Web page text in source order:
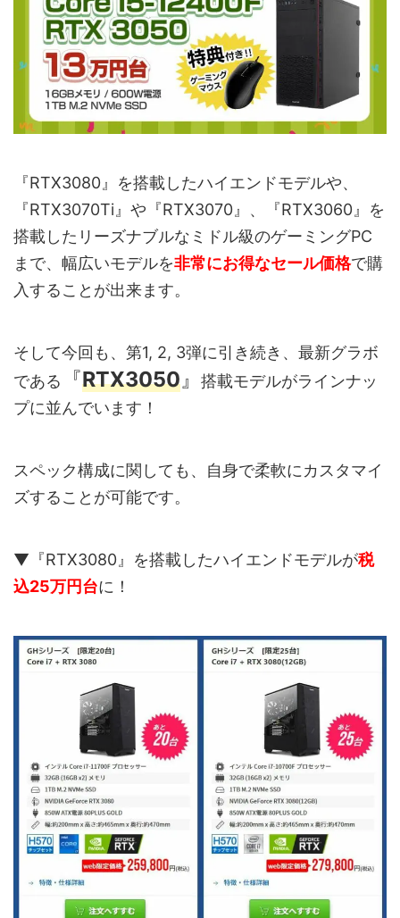
『RTX3080』を搭載したハイエンドモデルや、
『RTX3070Ti』や『RTX3070』、『RTX3060』を
搭載したリーズナブルなミドル級のゲーミングPC
まで、幅広いモデルを非常にお得なセール価格で購
入することが出来ます。
そして今回も、第1, 2, 3弾に引き続き、最新グラボ
である
『RTX3050 』
搭載モデルがラインナッ
プに並んでいます！
スペック構成に関しても、自身で柔軟にカスタマイ
ズすることが可能です。
▼『RTX3080』を搭載したハイエンドモデルが税
込25万円台に！